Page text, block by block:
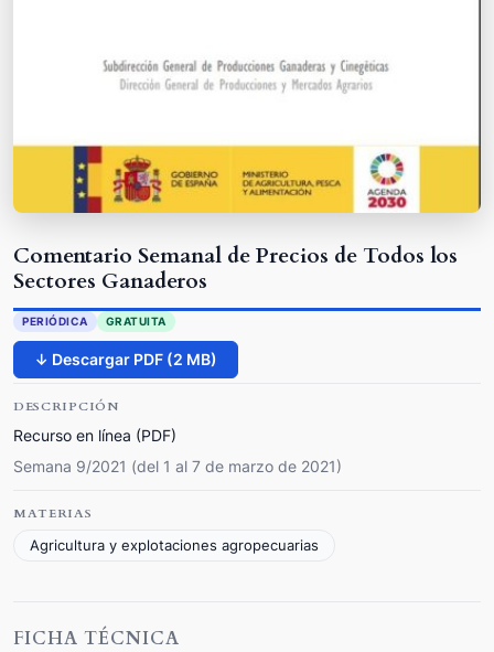
Comentario Semanal de Precios de Todos los
Sectores Ganaderos
PERIÓDICA GRATUITA
↓ Descargar PDF (2 MB)
DESCRIPCIÓN
Recurso en línea (PDF)
Semana 9/2021 (del 1 al 7 de marzo de 2021)
MATERIAS
Agricultura y explotaciones agropecuarias
FICHA TÉCNICA